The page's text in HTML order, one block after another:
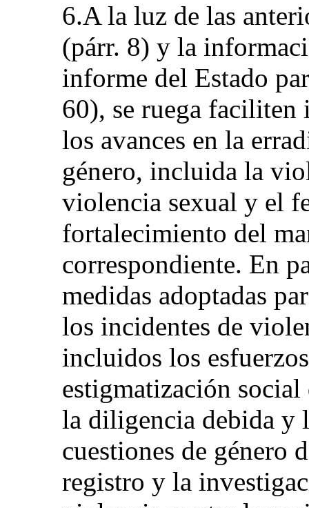
6.A la luz de las
(párr. 8) y la
informe del Estado
60), se ruega
los avances en la
género, incluida la
violencia sexual y el
fortalecimiento del
correspondiente. En
medidas adoptadas
los incidentes de
incluidos los
estigmatización
la diligencia debida y
cuestiones de género
registro y la